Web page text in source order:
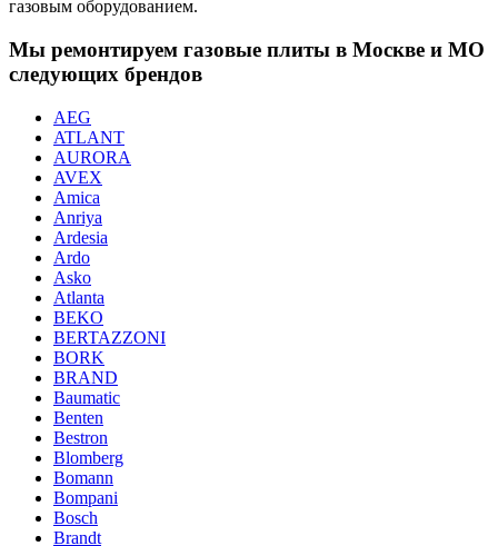
газовым оборудованием.
Мы ремонтируем газовые плиты в Москве и МО
следующих брендов
AEG
ATLANT
AURORA
AVEX
Amica
Anriya
Ardesia
Ardo
Asko
Atlanta
BEKO
BERTAZZONI
BORK
BRAND
Baumatic
Benten
Bestron
Blomberg
Bomann
Bompani
Bosch
Brandt